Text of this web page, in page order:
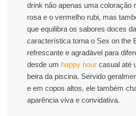
drink não apenas uma coloração
rosa e o vermelho rubi, mas
que equilibra os sabores doces
característica torna o Sex on the
refrescante e agradável para
desde um happy hour casual até
beira da piscina. Servido
e em copos altos, ele também
aparência viva e convidativa.